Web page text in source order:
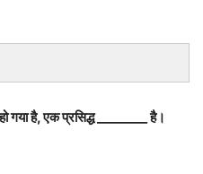
गया है, एक प्रसिद्ध ________ है।